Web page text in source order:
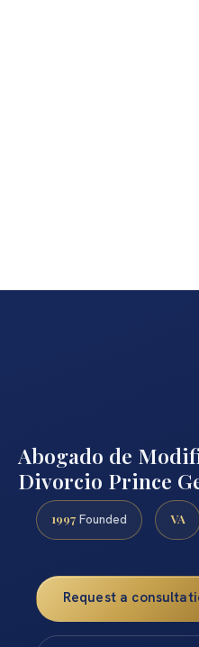
Abogado de
Divorcio Prince
1997 Founded VA
Request a